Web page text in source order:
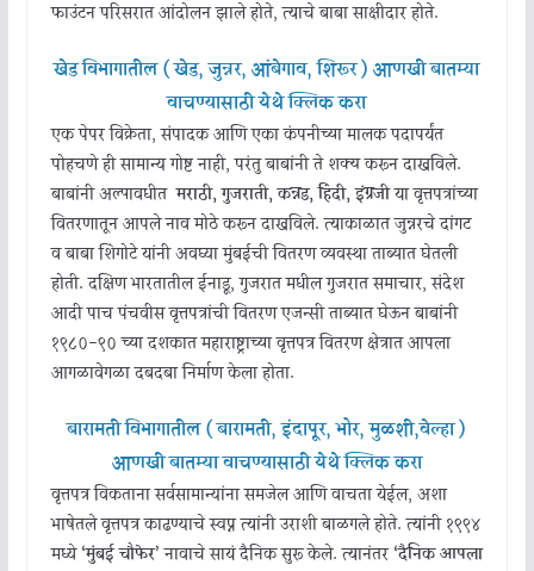
फाउंटन परिसरात आंदोलन झाले होते, त्याचे बाबा साक्षीदार होते.
खेड विभागातील ( खेड, जुन्नर, आंबेगाव, शिरूर ) आणखी बातम्या
वाचण्यासाठी येथे क्लिक करा
एक पेपर विक्रेता, संपादक आणि एका कंपनीच्या मालक पदापर्यंत
पोहचणे ही सामान्य गोष्ट नाही, परंतु बाबांनी ते शक्य करून दाखविले.
बाबांनी अल्पावधीतमराठी, गुजराती, कन्नड, हिंदी, इंग्रजीया वृत्तपत्रांच्या
वितरणातून आपले नाव मोठे करून दाखविले. त्याकाळात जुन्नरचे दांगट
व बाबा शिंगोटे यांनी अवघ्या मुंबईची वितरण व्यवस्था ताब्यात घेतली
होती. दक्षिण भारतातील ईनाडू, गुजरात मधील गुजरात समाचार, संदेश
आदी पाच पंचवीस वृत्तपत्रांची वितरण एजन्सी ताब्यात घेऊन बाबांनी
१९८०-९० च्या दशकात महाराष्ट्राच्या वृत्तपत्र वितरण क्षेत्रात आपला
आगळावेगळा दबदबा निर्माण केला होता.
बारामती विभागातील ( बारामती, इंदापूर, भोर, मुळशी,वेल्हा )
आणखी बातम्या वाचण्यासाठी येथे क्लिक करा
वृत्तपत्र विकताना सर्वसामान्यांना समजेल आणि वाचता येईल, अशा
भाषेतले वृत्तपत्र काढण्याचे स्वप्न त्यांनी उराशी बाळगले होते. त्यांनी १९९४
मध्ये‘मुंबई चौफेर’नावाचे सायं दैनिक सुरू केले. त्यानंतर‘दैनिक आपला